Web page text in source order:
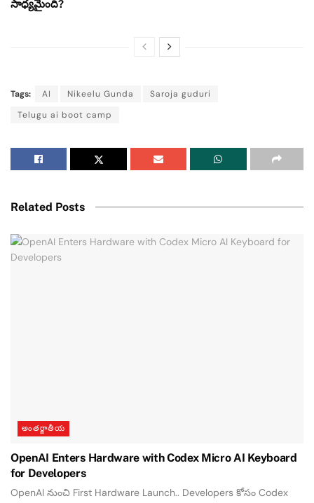
సాధ్యమైంది?
Tags: AI Nikeelu Gunda
Saroja guduri
Telugu ai boot camp
Related Posts
అంతర్జాతీయ
OpenAI Enters Hardware with Codex Micro AI Keyboard
for Developers
OpenAI నుంచి First Hardware Launch.. Developers కోసం Codex